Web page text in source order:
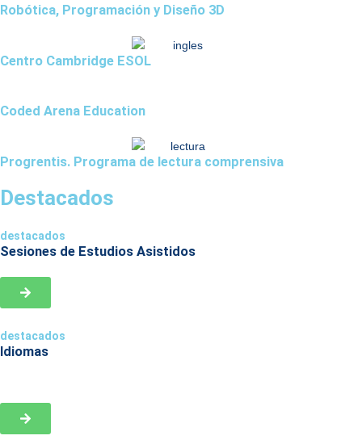
Robótica, Programación y Diseño 3D
Centro Cambridge ESOL
Coded Arena Education
Progrentis. Programa de lectura comprensiva
Destacados
destacados
Sesiones de Estudios Asistidos
destacados
Idiomas